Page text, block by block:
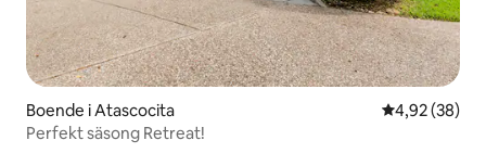
Boende i Atascocita 4,92 av 5 i
4,92 (38)
Perfekt säsong Retreat!